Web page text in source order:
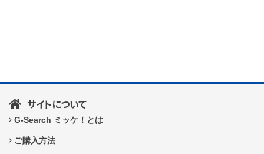
サイトについて
G-Search ミッケ！とは
ご購入方法